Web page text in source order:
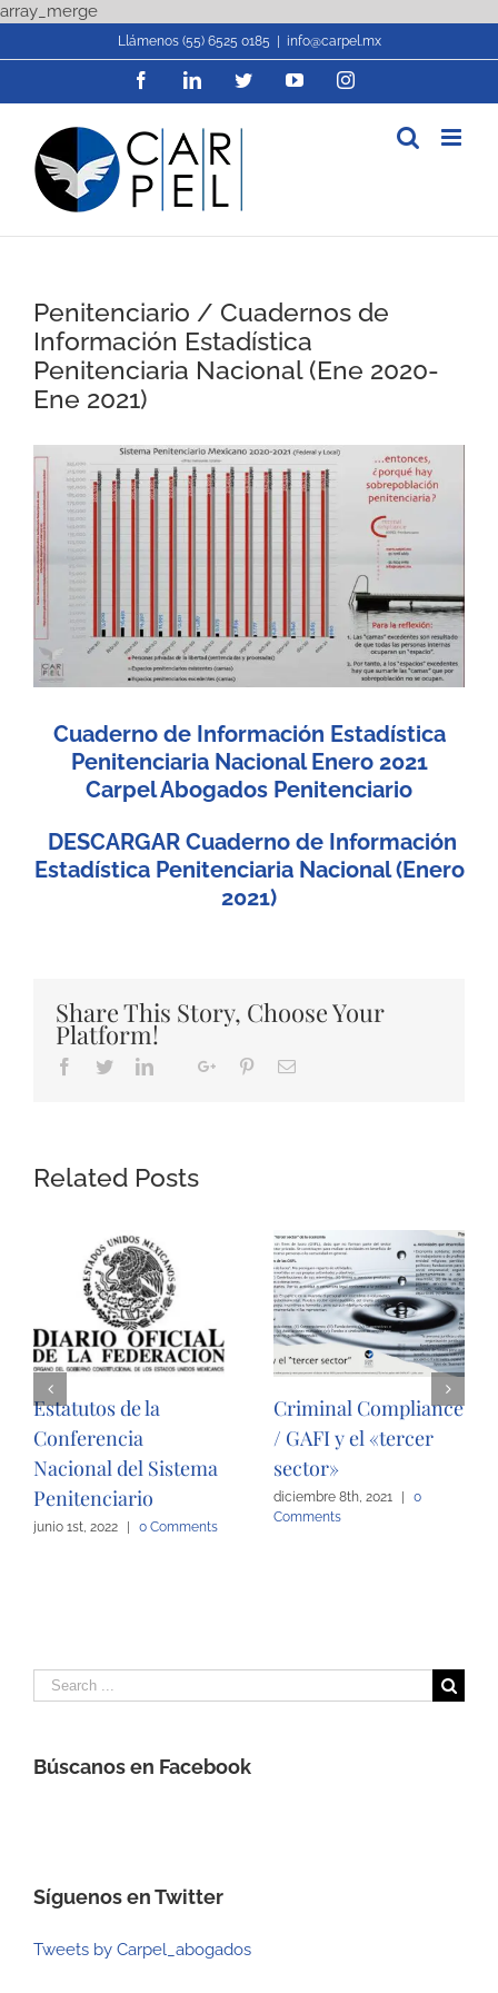
array_mergeSkip
content
Llámenos (55) 6525 0185 info@carpel.mx
FacebookLinkedInTwitterYouTubeInstagram
Penitenciario / Cuadernos de
Información Estadística
Penitenciaria Nacional (Ene 2020-
Ene 2021)
View
Larger
Image
Cuaderno de Información Estadística
Penitenciaria Nacional Enero 2021
Carpel Abogados Penitenciario
DESCARGAR Cuaderno de Información
Estadística Penitenciaria Nacional (Enero
2021)
Share This Story, Choose Your
Platform!
Facebook
TwitterLinkedInGoogle+PinterestEmail
Related Posts
Estatutos de la
Conferencia
Nacional del Sistema
Penitenciario
junio 1st, 2022 0 Comments
Criminal Compliance
/ GAFI y el «tercer
sector»
diciembre 8th, 2021
0
Comments
Search
for:
Búscanos en Facebook
Síguenos en Twitter
Tweets by Carpel_abogados